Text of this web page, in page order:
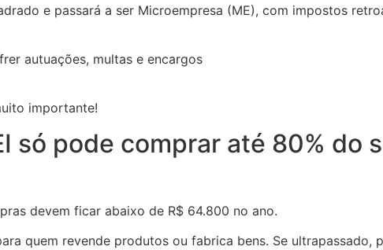
e passará a ser Microempresa (ME), com impostos
autuações, multas e encargos
importante!
só pode comprar até 80% do
devem ficar abaixo de R$ 64.800 no ano.
quem revende produtos ou fabrica bens. Se